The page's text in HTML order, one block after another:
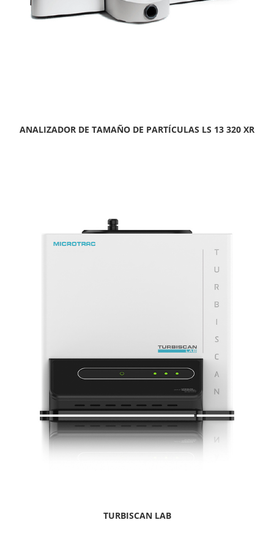
ANALIZADOR DE TAMAÑO DE PARTÍCULAS LS 13 320 XR
TURBISCAN LAB